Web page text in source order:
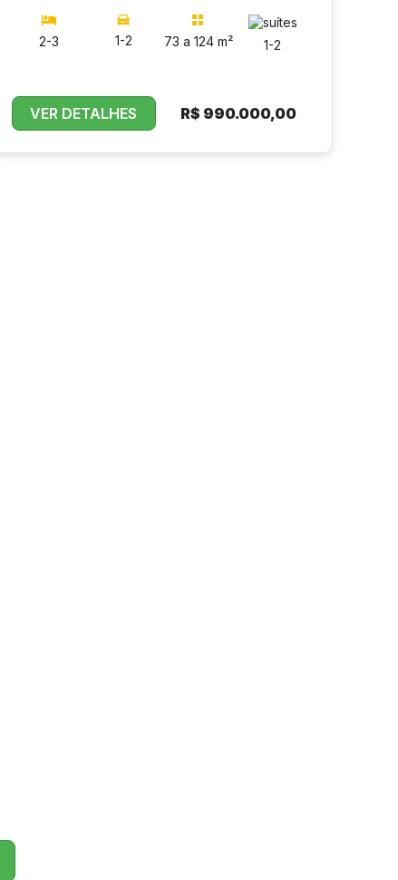
2-3 1-2 73 a 124 m² 1-2
VER DETALHES R$ 990.000,00